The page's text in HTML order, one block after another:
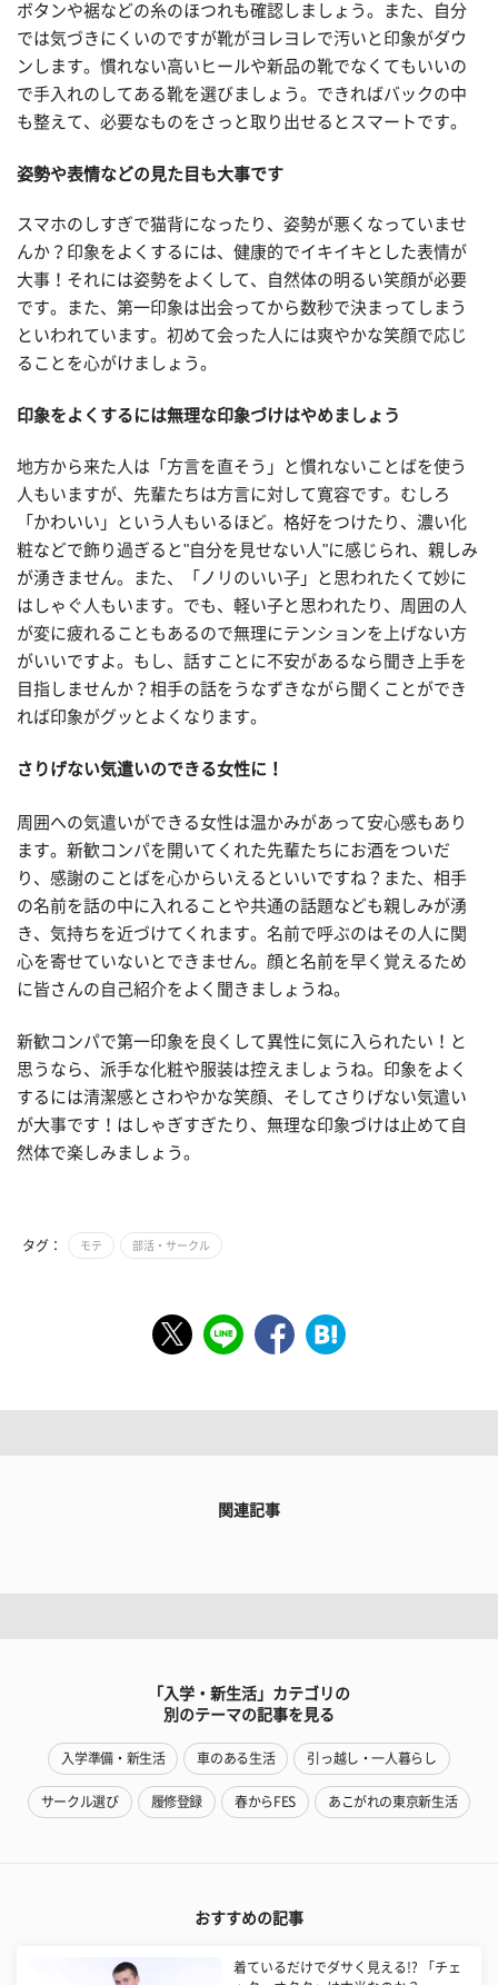
ボタンや裾などの糸のほつれも確認しましょう。また、自分
では気づきにくいのですが靴がヨレヨレで汚いと印象がダウ
ンします。慣れない高いヒールや新品の靴でなくてもいいの
で手入れのしてある靴を選びましょう。できればバックの中
も整えて、必要なものをさっと取り出せるとスマートです。
姿勢や表情などの見た目も大事です
スマホのしすぎで猫背になったり、姿勢が悪くなっていませ
んか？印象をよくするには、健康的でイキイキとした表情が
大事！それには姿勢をよくして、自然体の明るい笑顔が必要
です。また、第一印象は出会ってから数秒で決まってしまう
といわれています。初めて会った人には爽やかな笑顔で応じ
ることを心がけましょう。
印象をよくするには無理な印象づけはやめましょう
地方から来た人は「方言を直そう」と慣れないことばを使う
人もいますが、先輩たちは方言に対して寛容です。むしろ
「かわいい」という人もいるほど。格好をつけたり、濃い化
粧などで飾り過ぎると"自分を見せない人"に感じられ、親しみ
が湧きません。また、「ノリのいい子」と思われたくて妙に
はしゃぐ人もいます。でも、軽い子と思われたり、周囲の人
が変に疲れることもあるので無理にテンションを上げない方
がいいですよ。もし、話すことに不安があるなら聞き上手を
目指しませんか？相手の話をうなずきながら聞くことができ
れば印象がグッとよくなります。
さりげない気遣いのできる女性に！
周囲への気遣いができる女性は温かみがあって安心感もあり
ます。新歓コンパを開いてくれた先輩たちにお酒をついだ
り、感謝のことばを心からいえるといいですね？また、相手
の名前を話の中に入れることや共通の話題なども親しみが湧
き、気持ちを近づけてくれます。名前で呼ぶのはその人に関
心を寄せていないとできません。顔と名前を早く覚えるため
に皆さんの自己紹介をよく聞きましょうね。
新歓コンパで第一印象を良くして異性に気に入られたい！と
思うなら、派手な化粧や服装は控えましょうね。印象をよく
するには清潔感とさわやかな笑顔、そしてさりげない気遣い
が大事です！はしゃぎすぎたり、無理な印象づけは止めて自
然体で楽しみましょう。
タグ： モテ 部活・サークル
関連記事
「入学・新生活」カテゴリの
別のテーマの記事を見る
入学準備・新生活 車のある生活 引っ越し・一人暮らし
サークル選び 履修登録 春からFES あこがれの東京新生活
おすすめの記事
着ているだけでダサく見える!? 「チェ